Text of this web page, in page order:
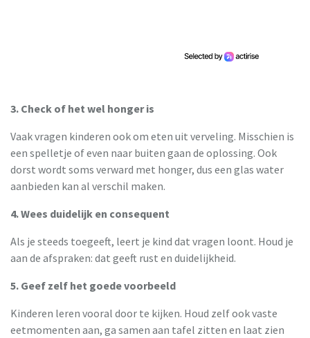
3. Check of het wel honger is
Vaak vragen kinderen ook om eten uit verveling. Misschien is
een spelletje of even naar buiten gaan de oplossing. Ook
dorst wordt soms verward met honger, dus een glas water
aanbieden kan al verschil maken.
4. Wees duidelijk en consequent
Als je steeds toegeeft, leert je kind dat vragen loont. Houd je
aan de afspraken: dat geeft rust en duidelijkheid.
5. Geef zelf het goede voorbeeld
Kinderen leren vooral door te kijken. Houd zelf ook vaste
eetmomenten aan, ga samen aan tafel zitten en laat zien